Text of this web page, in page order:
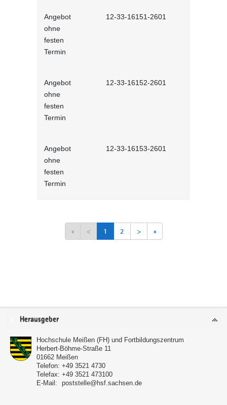
Angebot
ohne
festen
Termin
12-33-16151-2601
Angebot
ohne
festen
Termin
12-33-16152-2601
Angebot
ohne
festen
Termin
12-33-16153-2601
« < 1 2 > »
Service
Herausgeber
Hochschule Meißen (FH) und Fortbildungszentrum
Herbert-Böhme-Straße 11
01662 Meißen
Telefon: +49 3521 4730
Telefax: +49 3521 473100
E-Mail:
poststelle@hsf.sachsen.de